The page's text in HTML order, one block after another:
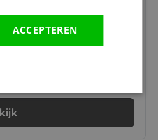
ACCEPTEREN